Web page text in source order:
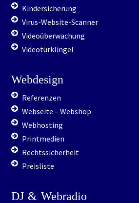
Kindersicherung
Virus-Website-Scanner
Videoüberwachung
Videotürklingel
Webdesign
Referenzen
Webseite – Webshop
Webhosting
Printmedien
Rechtssicherheit
Preisliste
DJ & Webradio